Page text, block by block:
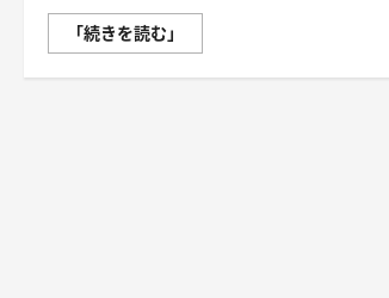
「続きを読む」
定
の